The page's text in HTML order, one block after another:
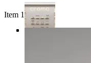
Item 1 of 4